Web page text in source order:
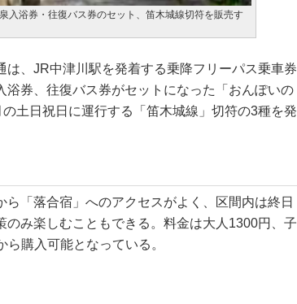
入浴券・往復バス券のセット、笛木城線切符を販売す
、JR中津川駅を発着する乗降フリーパス乗車券
浴券、往復バス券がセットになった「おんぽいの
土日祝日に運行する「笛木城線」切符の3種を発
「落合宿」へのアクセスがよく、区間内は終日
のみ楽しむこともできる。料金は大人1300円、子
購入可能となっている。